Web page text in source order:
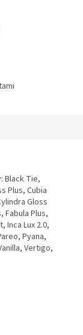
Black Tie,
Plus, Cubia
Gloss
Fabula Plus,
Inca Lux 2.0,
Pyana,
Vertigo,